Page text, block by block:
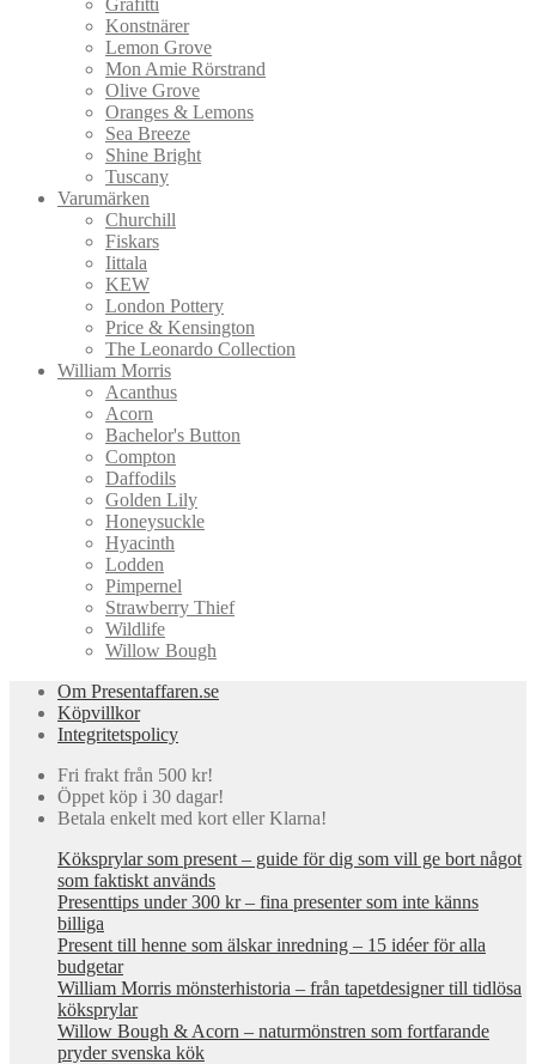
Grafitti
Konstnärer
Lemon Grove
Mon Amie Rörstrand
Olive Grove
Oranges & Lemons
Sea Breeze
Shine Bright
Tuscany
Varumärken
Churchill
Fiskars
Iittala
KEW
London Pottery
Price & Kensington
The Leonardo Collection
William Morris
Acanthus
Acorn
Bachelor's Button
Compton
Daffodils
Golden Lily
Honeysuckle
Hyacinth
Lodden
Pimpernel
Strawberry Thief
Wildlife
Willow Bough
Om Presentaffaren.se
Köpvillkor
Integritetspolicy
Fri frakt från 500 kr!
Öppet köp i 30 dagar!
Betala enkelt med kort eller Klarna!
Köksprylar som present – guide för dig som vill ge bort något
som faktiskt används
Presenttips under 300 kr – fina presenter som inte känns
billiga
Present till henne som älskar inredning – 15 idéer för alla
budgetar
William Morris mönsterhistoria – från tapetdesigner till tidlösa
köksprylar
Willow Bough & Acorn – naturmönstren som fortfarande
pryder svenska kök